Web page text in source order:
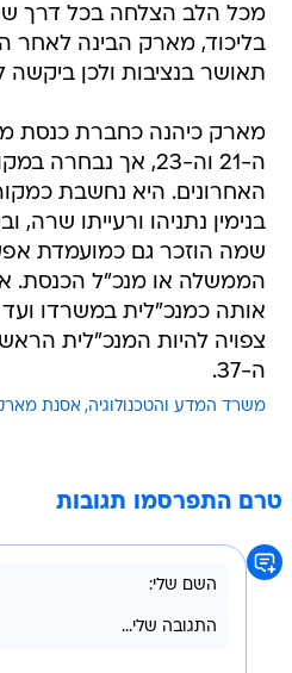
מכל הלב הצלחה בכל דרך
בליכוד, מארק הבינה לאחר
תאושר בנציבות ולכן
מארק כיהנה כחברת כנסת
ה-21 וה-23, אך
האחרונים. היא נחשבת
בנימין נתניהו ורעייתו שרה,
שמה הוזכר גם כמועמדת
הממשלה או מנכ"ל הכנסת.
אותה כמנכ"לית במשרדו ועד
צפויה להיות המנכ"לית
ה-37.
משרד המדע והטכנולוגיה אסנת
טרם התפרסמו תגובות